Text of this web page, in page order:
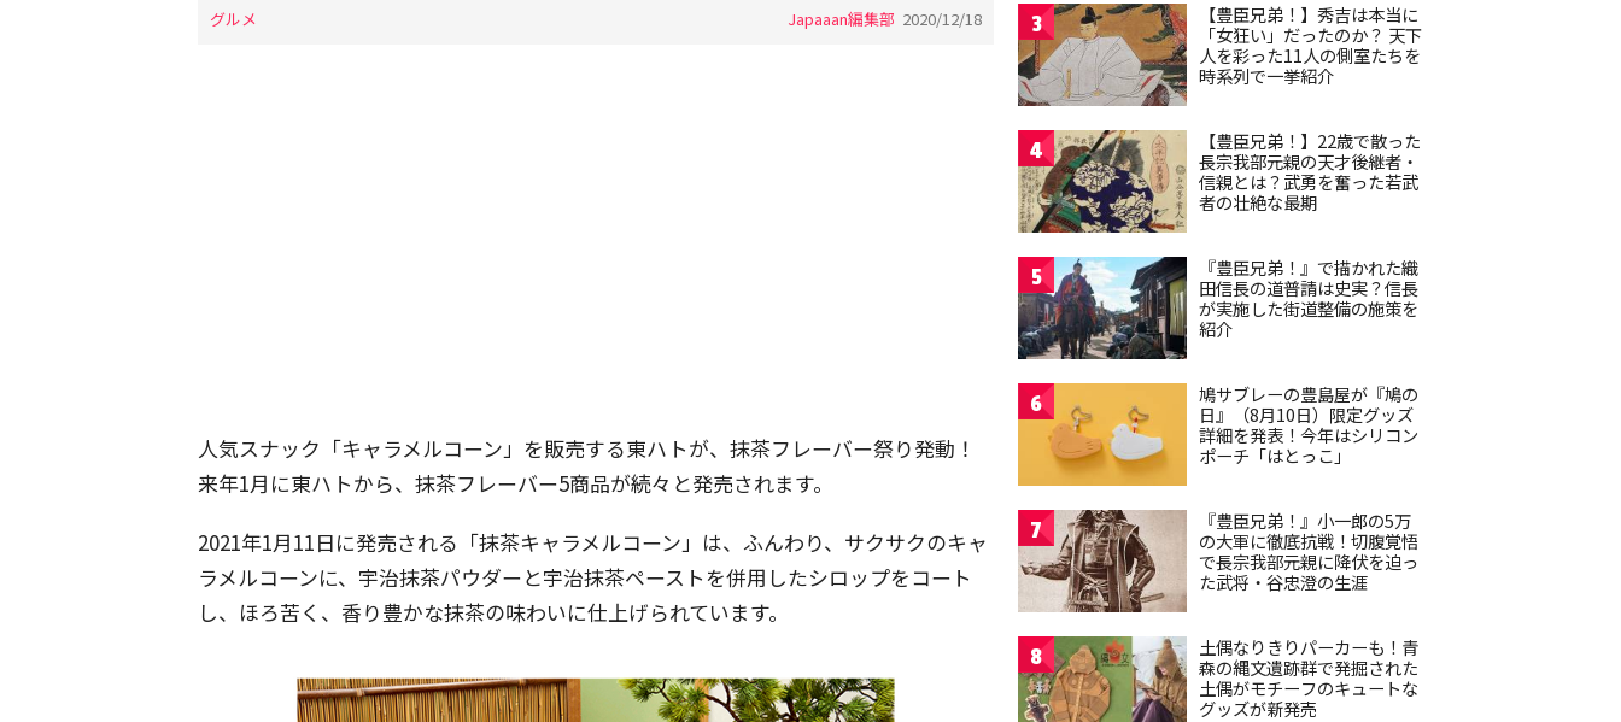
グルメ Japaaan編集部 2020/12/18
人気スナック「キャラメルコーン」を販売する東ハトが、抹茶フレーバー祭り発動！
来年1月に東ハトから、抹茶フレーバー5商品が続々と発売されます。
2021年1月11日に発売される「抹茶キャラメルコーン」は、ふんわり、サクサクのキャ
ラメルコーンに、宇治抹茶パウダーと宇治抹茶ペーストを併用したシロップをコート
し、ほろ苦く、香り豊かな抹茶の味わいに仕上げられています。
3
【豊臣兄弟！】秀吉は本当に
「女狂い」だったのか？ 天下
人を彩った11人の側室たちを
時系列で一挙紹介
4
【豊臣兄弟！】22歳で散った
長宗我部元親の天才後継者・
信親とは？武勇を奮った若武
者の壮絶な最期
5
『豊臣兄弟！』で描かれた織
田信長の道普請は史実？信長
が実施した街道整備の施策を
紹介
6
鳩サブレーの豊島屋が『鳩の
日』（8月10日）限定グッズ
詳細を発表！今年はシリコン
ポーチ「はとっこ」
7
『豊臣兄弟！』小一郎の5万
の大軍に徹底抗戦！切腹覚悟
で長宗我部元親に降伏を迫っ
た武将・谷忠澄の生涯
8
土偶なりきりパーカーも！青
森の縄文遺跡群で発掘された
土偶がモチーフのキュートな
グッズが新発売